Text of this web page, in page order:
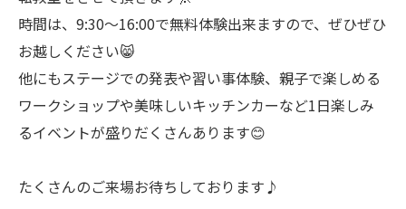
時間は、9:30〜16:00で無料体験出来ますので、ぜひぜひ
お越しください😸
他にもステージでの発表や習い事体験、親子で楽しめる
ワークショップや美味しいキッチンカーなど1日楽しみ
るイベントが盛りだくさんあります😊
たくさんのご来場お待ちしております♪